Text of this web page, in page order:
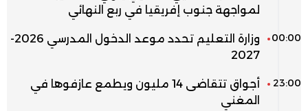
لمواجهة جنوب إفريقيا في ربع النهائي
00:00
وزارة التعليم تحدد موعد الدخول المدرسي 2026-
2027
23:00
أجواق تتقاضى 14 مليون ويطمع عازفوها في
المغني